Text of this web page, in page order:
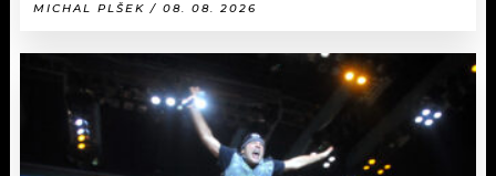
MICHAL PLŠEK / 08. 08. 2026